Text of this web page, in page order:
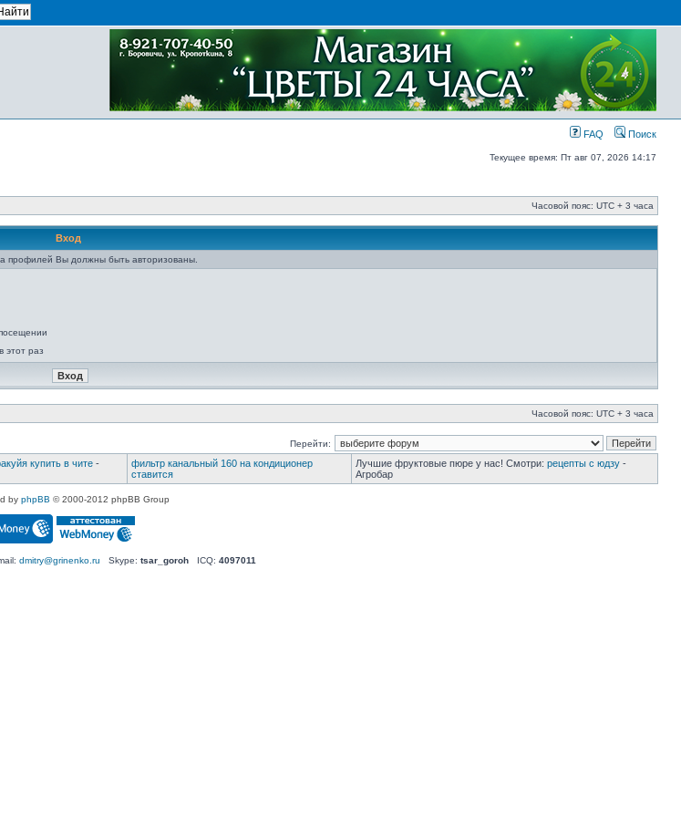
FAQ Поиск
Текущее время: Пт авг 07, 2026 14:17
Часовой пояс: UTC + 3 часа
Вход
профилей Вы должны быть авторизованы.
этот раз
Часовой пояс: UTC + 3 часа
Перейти:
купить в чите -
фильтр канальный 160 на кондиционер
ставится
Лучшие фруктовые пюре у нас! Смотри: рецепты с юдзу -
Агробар
by phpBB © 2000-2012 phpBB Group
dmitry@grinenko.ru Skype: tsar_gorohICQ: 4097011